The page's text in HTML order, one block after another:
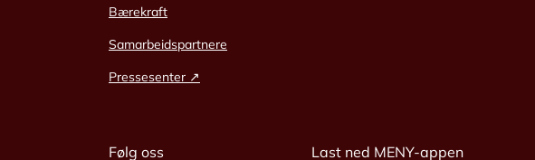
Bærekraft
Samarbeidspartnere
Pressesenter ↗
Følg oss Last ned MENY-appen